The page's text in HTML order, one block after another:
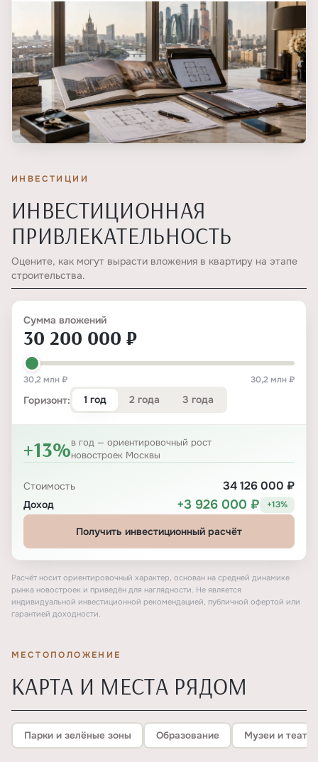
ИНВЕСТИЦИИ
ИНВЕСТИЦИОННАЯ
ПРИВЛЕКАТЕЛЬНОСТЬ
Оцените, как могут вырасти вложения в квартиру на этапе
строительства.
Сумма вложений
30 200 000 ₽
30,2 млн ₽ 30,2 млн ₽
Горизонт: 1 год 2 года 3 года
+13%в год — ориентировочный рост
новостроек Москвы
Стоимость 34 126 000 ₽
Доход +3 926 000 ₽ +13%
Получить инвестиционный расчёт
Расчёт носит ориентировочный характер, основан на средней динамике
рынка новостроек и приведён для наглядности. Не является
индивидуальной инвестиционной рекомендацией, публичной офертой или
гарантией доходности.
МЕСТОПОЛОЖЕНИЕ
КАРТА И МЕСТА РЯДОМ
Парки и зелёные зоны Образование Музеи и